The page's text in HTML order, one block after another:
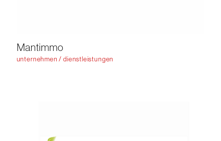
Mantimmo
unternehmen / dienstleistungen